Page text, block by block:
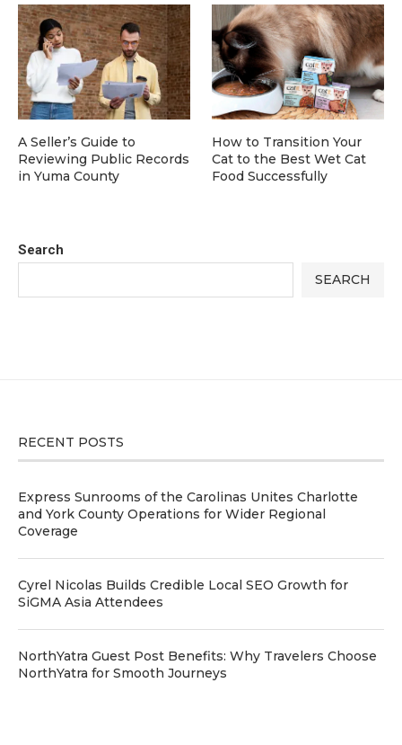
Search
SEARCH
A Seller’s Guide to
Reviewing Public Records
in Yuma County
How to Transition Your
Cat to the Best Wet Cat
Food Successfully
RECENT POSTS
Express Sunrooms of the Carolinas Unites Charlotte
and York County Operations for Wider Regional
Coverage
Cyrel Nicolas Builds Credible Local SEO Growth for
SiGMA Asia Attendees
NorthYatra Guest Post Benefits: Why Travelers Choose
NorthYatra for Smooth Journeys